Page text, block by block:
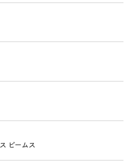
ビームス